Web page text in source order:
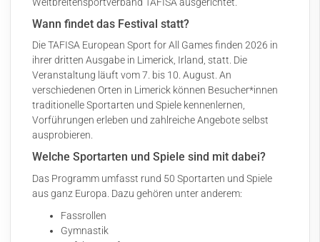
Wann findet das Festival statt?
Die TAFISA European Sport for All Games finden 2026 in
ihrer dritten Ausgabe in Limerick, Irland, statt. Die
Veranstaltung läuft vom 7. bis 10. August. An
verschiedenen Orten in Limerick können Besucher*innen
traditionelle Sportarten und Spiele kennenlernen,
Vorführungen erleben und zahlreiche Angebote selbst
ausprobieren.
Welche Sportarten und Spiele sind mit dabei?
Das Programm umfasst rund 50 Sportarten und Spiele
aus ganz Europa. Dazu gehören unter anderem:
Fassrollen
Gymnastik